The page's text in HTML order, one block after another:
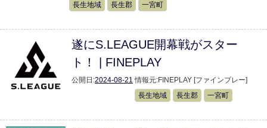
長生地域
長生郡 一宮町
遂にS.LEAGUE開幕戦がスター
ト！ | FINEPLAY
公開日:2024-08-21 情報元:FINEPLAY [ファインプレー]
長生地域
長生郡 一宮町